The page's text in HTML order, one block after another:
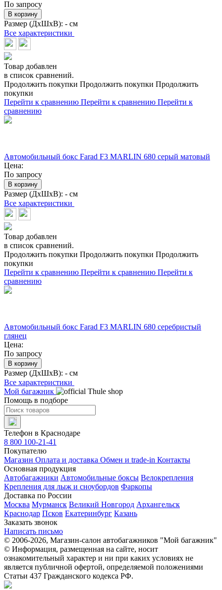
По запросу
В корзину
Размер (ДхШхВ): - см
Все характеристики
Товар добавлен
в список сравнений.
Продолжить покупки Продолжить покупки Продолжить
покупки
Перейти к сравнению Перейти к сравнению Перейти к
сравнению
Автомобильный бокс Farad F3 MARLIN 680 серый матовый
Цена:
По запросу
В корзину
Размер (ДхШхВ): - см
Все характеристики
Товар добавлен
в список сравнений.
Продолжить покупки Продолжить покупки Продолжить
покупки
Перейти к сравнению Перейти к сравнению Перейти к
сравнению
Автомобильный бокс Farad F3 MARLIN 680 серебристый
глянец
Цена:
По запросу
В корзину
Размер (ДхШхВ): - см
Все характеристики
Мой багажник
Помощь в подборе
Телефон в Краснодаре
8 800 100-21-41
Покупателю
Магазин Оплата и доставка Обмен и trade-in Контакты
Основная продукция
Автобагажники Автомобильные боксы Велокрепления
Крепления для лыж и сноубордов Фаркопы
Доставка по России
Москва Мурманск Великий Новгород Архангельск
Краснодар Псков Екатеринбург Казань
Заказать звонок
Написать письмо
© 2006-2026, Магазин-салон автобагажников "Мой багажник"
© Информация, размещенная на сайте, носит
ознакомительный характер и ни при каких условиях не
является публичной офертой, определяемой положениями
Статьи 437 Гражданского кодекса РФ.